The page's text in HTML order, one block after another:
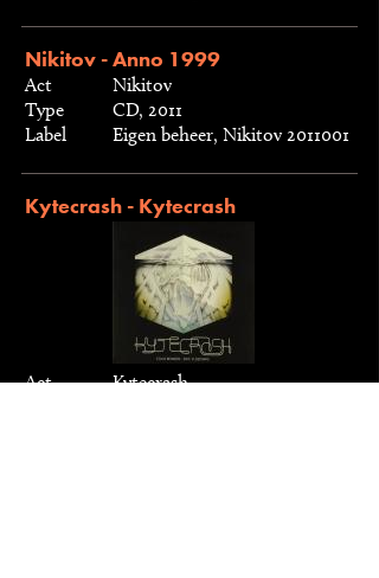
Nikitov - Anno 1999
Act
Nikitov
Type
CD, 2011
Label
Eigen beheer, Nikitov 2011001
Kytecrash - Kytecrash
Act
Kytecrash